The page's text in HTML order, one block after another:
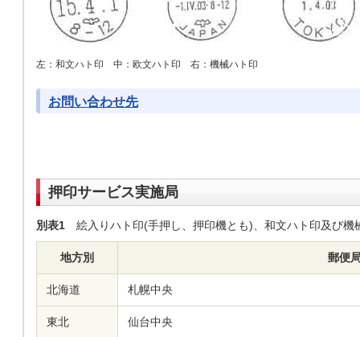
左：和文ハト印 中：欧文ハト印 右：機械ハト印
お問い合わせ先
押印サービス実施局
別表1 絵入りハト印(手押し、押印機とも)、和文ハト印及び機
地方別 郵便
北海道 札幌中央
東北 仙台中央